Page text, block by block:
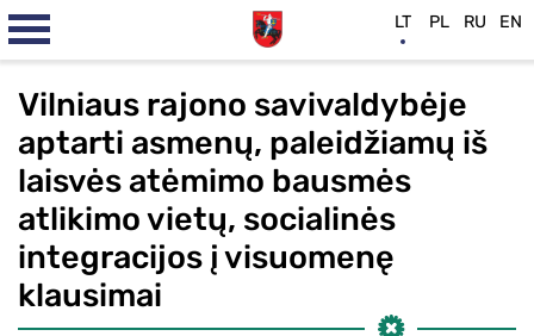
Vilniaus rajono savivaldybėje
aptarti asmenų, paleidžiamų iš
laisvės atėmimo bausmės
atlikimo vietų, socialinės
integracijos į visuomenę
klausimai
LT PL RU EN